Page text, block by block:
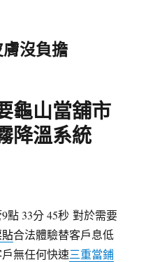
沒負擔
龜山當舖市
降溫系統
點 33分 45秒 對於需要
貼合法體驗替客戶息低
無任何快速三重當鋪